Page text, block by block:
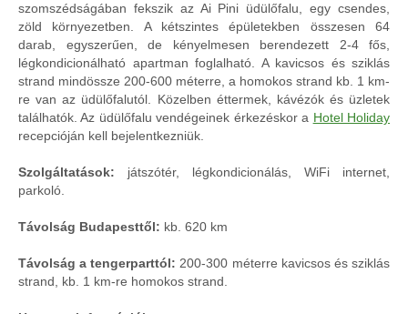
szomszédságában fekszik az Ai Pini üdülőfalu, egy csendes,
zöld környezetben. A kétszintes épületekben összesen 64
darab, egyszerűen, de kényelmesen berendezett 2-4 fős,
légkondicionálható apartman foglalható. A kavicsos és sziklás
strand mindössze 200-600 méterre, a homokos strand kb. 1 km-
re van az üdülőfalutól. Közelben éttermek, kávézók és üzletek
találhatók. Az üdülőfalu vendégeinek érkezéskor a Hotel Holiday
recepcióján kell bejelentkezniük.
Szolgáltatások: játszótér, légkondicionálás, WiFi internet,
parkoló.
Távolság Budapesttől: kb. 620 km
Távolság a tengerparttól: 200-300 méterre kavicsos és sziklás
strand, kb. 1 km-re homokos strand.